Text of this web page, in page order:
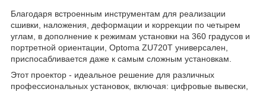
Благодаря встроенным инструментам для реализации
сшивки, наложения, деформации и коррекции по четырем
углам, в дополнение к режимам установки на 360 градусов и
портретной ориентации, Optoma ZU720T универсален,
приспосабливается даже к самым сложным установкам.
Этот проектор - идеальное решение для различных
профессиональных установок, включая: цифровые вывески,